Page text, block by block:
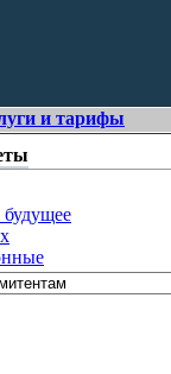
и тарифы